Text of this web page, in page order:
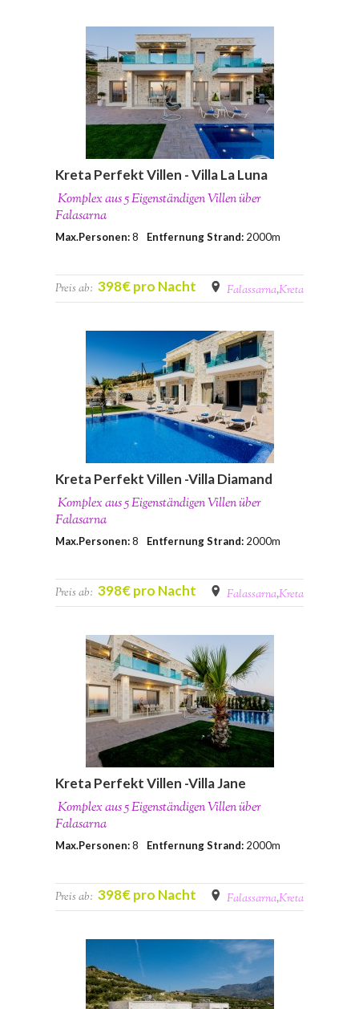
Kreta Perfekt Villen - Villa La Luna
Komplex aus 5 Eigenständigen Villen über
Falasarna
Max.Personen:8 Entfernung Strand: 2000m
Preis ab: 398€ pro Nacht Falassarna,Kreta
Kreta Perfekt Villen -Villa Diamand
Komplex aus 5 Eigenständigen Villen über
Falasarna
Max.Personen:8 Entfernung Strand: 2000m
Preis ab: 398€ pro Nacht Falassarna,Kreta
Kreta Perfekt Villen -Villa Jane
Komplex aus 5 Eigenständigen Villen über
Falasarna
Max.Personen:8 Entfernung Strand: 2000m
Preis ab: 398€ pro Nacht Falassarna,Kreta